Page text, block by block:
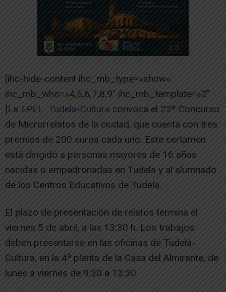
[ihc-hide-content ihc_mb_type=»show»
ihc_mb_who=»4,5,6,7,8,9″ ihc_mb_template=»2″
]La EPEL Tudela-Cultura convoca el 22º Concurso
de Microrrelatos de la ciudad, que cuenta con tres
premios de 200 euros cada uno. Este certamen
está dirigido a personas mayores de 16 años
nacidas o empadronadas en Tudela y al alumnado
de los Centros Educativos de Tudela.
El plazo de presentación de relatos termina el
viernes 5 de abril, a las 13:30 h. Los trabajos
deben presentarse en las oficinas de Tudela-
Cultura, en la 4ª planta de la Casa del Almirante, de
lunes a viernes de 9:30 a 13:30.